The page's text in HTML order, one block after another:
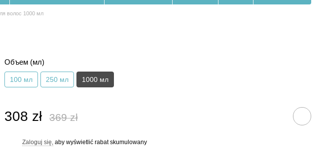
волос 1000 мл
Объем (мл)
100 мл 250 мл 1000 мл
308 zł 369 zł
Zaloguj się, aby wyświetlić rabat skumulowany